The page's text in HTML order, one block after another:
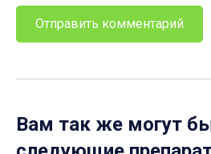
Вам так же могут